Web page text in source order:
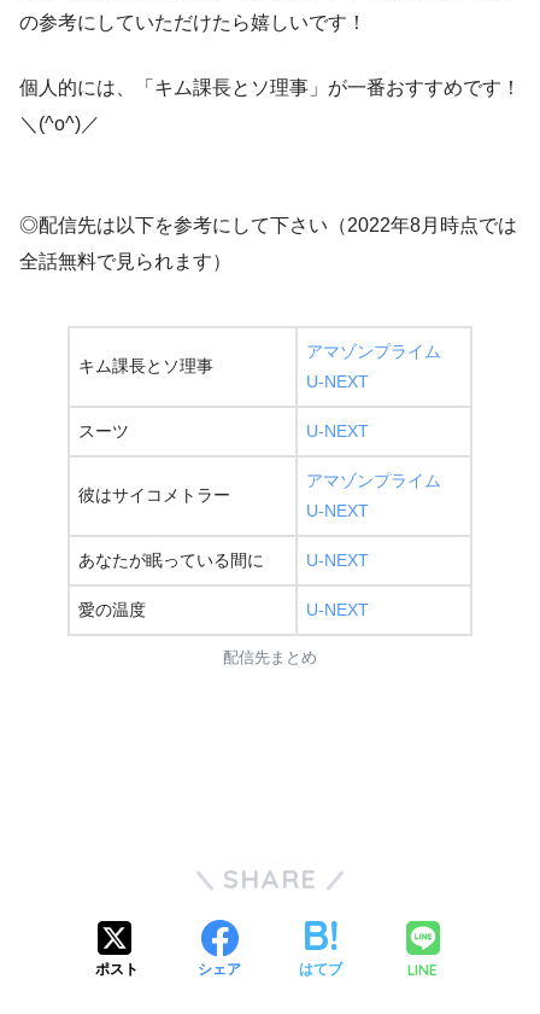
の参考にしていただけたら嬉しいです！
個人的には、「キム課長とソ理事」が一番おすすめです！
＼(^o^)／
◎配信先は以下を参考にして下さい（2022年8月時点では
全話無料で見られます）
キム課長とソ理事
アマゾンプライム
U-NEXT
スーツ U-NEXT
彼はサイコメトラー
アマゾンプライム
U-NEXT
あなたが眠っている間に U-NEXT
愛の温度 U-NEXT
配信先まとめ
SHARE
ポスト シェア はてブ LINE